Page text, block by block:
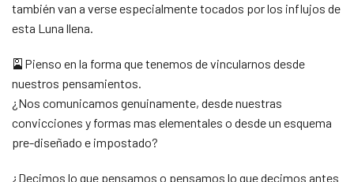
también van a verse especialmente tocados por los influjos de
esta Luna llena.
🎴Pienso en la forma que tenemos de vincularnos desde
nuestros pensamientos.
¿Nos comunicamos genuinamente, desde nuestras
convicciones y formas mas elementales o desde un esquema
pre-diseñado e impostado?
¿Decimos lo que pensamos o pensamos lo que decimos antes